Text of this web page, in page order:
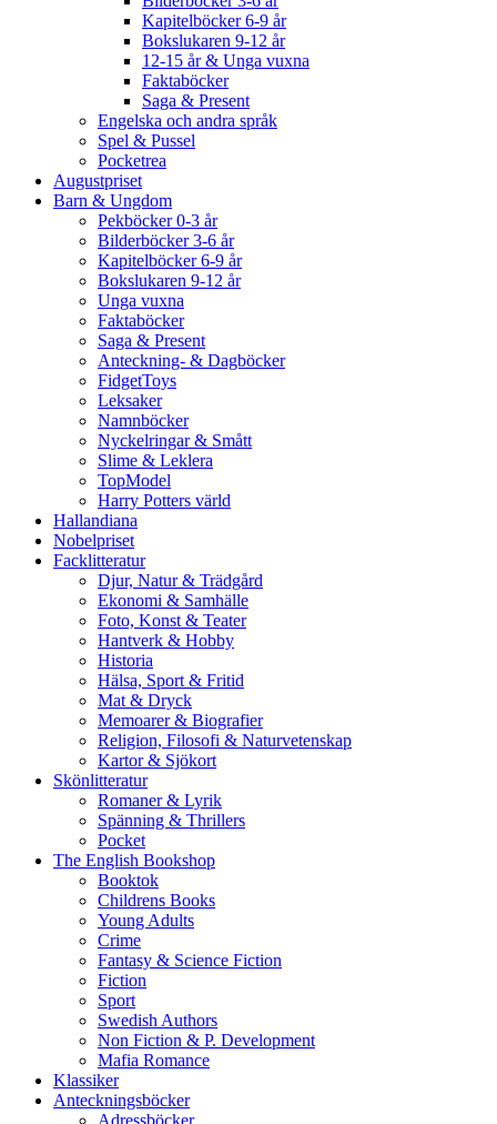
Kapitelböcker 6-9 år
Bokslukaren 9-12 år
12-15 år & Unga vuxna
Faktaböcker
Saga & Present
Engelska och andra språk
Spel & Pussel
Pocketrea
Augustpriset
Barn & Ungdom
Pekböcker 0-3 år
Bilderböcker 3-6 år
Kapitelböcker 6-9 år
Bokslukaren 9-12 år
Unga vuxna
Faktaböcker
Saga & Present
Anteckning- & Dagböcker
FidgetToys
Leksaker
Namnböcker
Nyckelringar & Smått
Slime & Leklera
TopModel
Harry Potters värld
Hallandiana
Nobelpriset
Facklitteratur
Djur, Natur & Trädgård
Ekonomi & Samhälle
Foto, Konst & Teater
Hantverk & Hobby
Historia
Hälsa, Sport & Fritid
Mat & Dryck
Memoarer & Biografier
Religion, Filosofi & Naturvetenskap
Kartor & Sjökort
Skönlitteratur
Romaner & Lyrik
Spänning & Thrillers
Pocket
The English Bookshop
Booktok
Childrens Books
Young Adults
Crime
Fantasy & Science Fiction
Fiction
Sport
Swedish Authors
Non Fiction & P. Development
Mafia Romance
Klassiker
Anteckningsböcker
Adressböcker